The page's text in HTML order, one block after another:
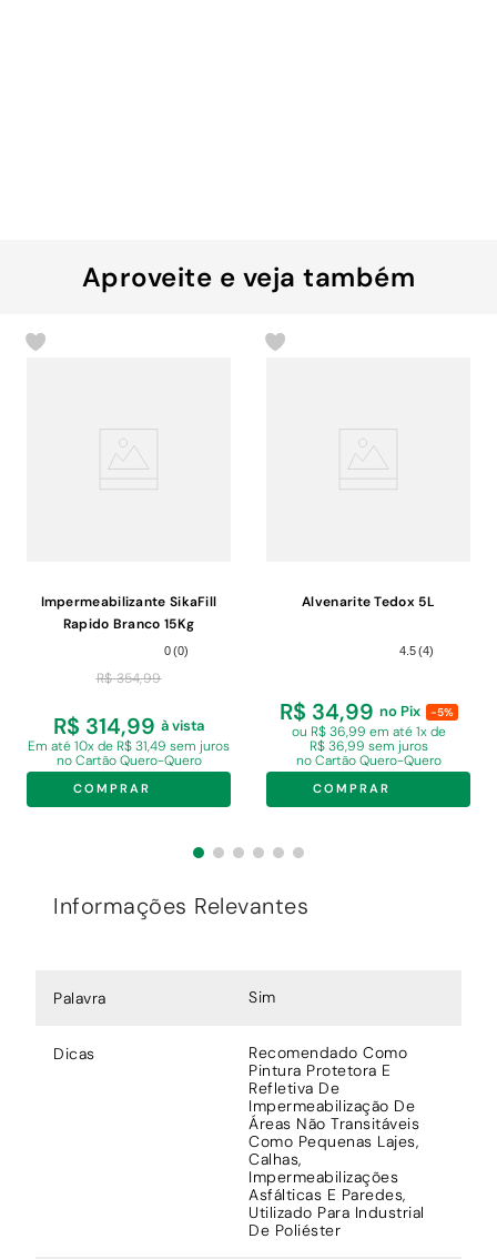
Aproveite e veja também
Impermeabilizante SikaFill
Rapido Branco 15Kg
0(0)
R$ 354,99
R$ 314,99 à vista
Em até 10x de R$ 31,49 sem juros
no Cartão Quero-Quero
COMPRAR
Alvenarite Tedox 5L
4.5 (4)
R$ 34,99 no Pix -5%
ou R$ 36,99 em até 1x de
R$ 36,99 sem juros
no Cartão Quero-Quero
COMPRAR
Informações Relevantes
Palavra Sim
Dicas
Recomendado Como
Pintura Protetora E
Refletiva De
Impermeabilização De
Áreas Não Transitáveis
Como Pequenas Lajes,
Calhas,
Impermeabilizações
Asfálticas E Paredes,
Utilizado Para Industrial
De Poliéster